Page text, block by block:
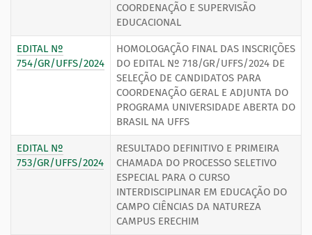
COORDENAÇÃO E SUPERVISÃO
EDUCACIONAL
EDITAL Nº
754/GR/UFFS/2024
HOMOLOGAÇÃO FINAL DAS INSCRIÇÕES
DO EDITAL Nº 718/GR/UFFS/2024 DE
SELEÇÃO DE CANDIDATOS PARA
COORDENAÇÃO GERAL E ADJUNTA DO
PROGRAMA UNIVERSIDADE ABERTA DO
BRASIL NA UFFS
EDITAL Nº
753/GR/UFFS/2024
RESULTADO DEFINITIVO E PRIMEIRA
CHAMADA DO PROCESSO SELETIVO
ESPECIAL PARA O CURSO
INTERDISCIPLINAR EM EDUCAÇÃO DO
CAMPO CIÊNCIAS DA NATUREZA
CAMPUS ERECHIM